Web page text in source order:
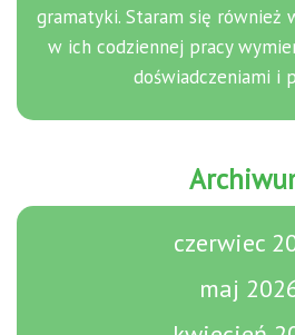
gramatyki. Staram się również
w ich codziennej pracy
doświadczeniami i
czerwiec
maj